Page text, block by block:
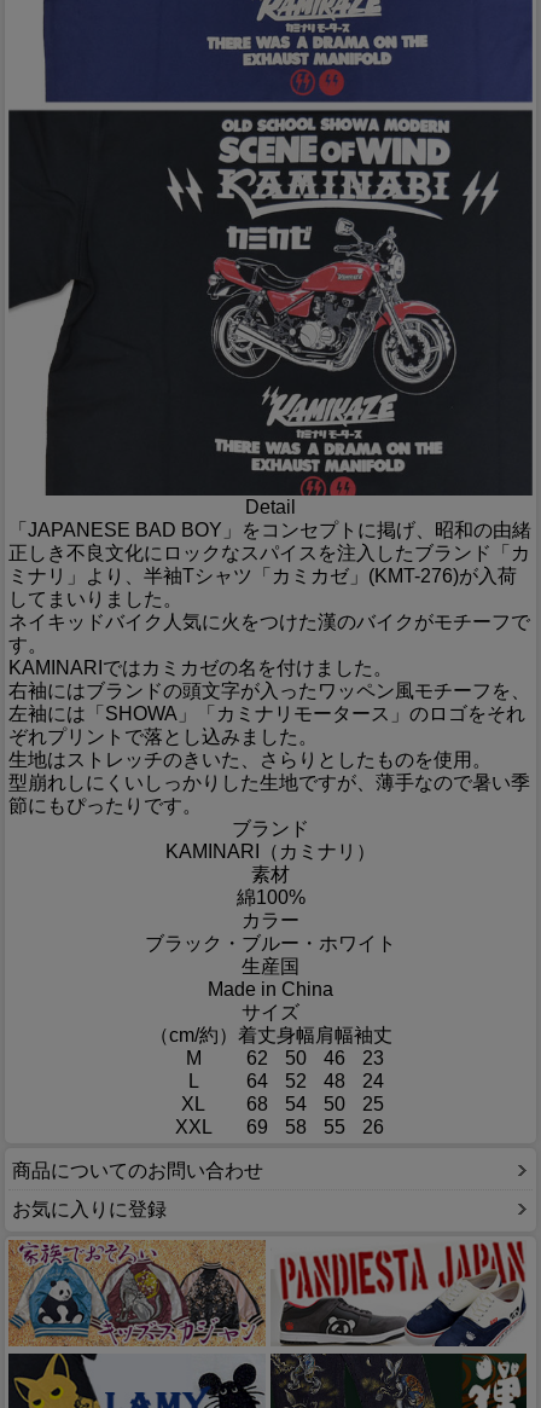
Detail
「JAPANESE BAD BOY」をコンセプトに掲げ、昭和の由緒
正しき不良文化にロックなスパイスを注入したブランド「カ
ミナリ」より、半袖Tシャツ「カミカゼ」(KMT-276)が入荷
してまいりました。
ネイキッドバイク人気に火をつけた漢のバイクがモチーフで
す。
KAMINARIではカミカゼの名を付けました。
右袖にはブランドの頭文字が入ったワッペン風モチーフを、
左袖には「SHOWA」「カミナリモータース」のロゴをそれ
ぞれプリントで落とし込みました。
生地はストレッチのきいた、さらりとしたものを使用。
型崩れしにくいしっかりした生地ですが、薄手なので暑い季
節にもぴったりです。
ブランド
KAMINARI（カミナリ）
素材
綿100%
カラー
ブラック・ブルー・ホワイト
生産国
Made in China
サイズ
（cm/約） 着丈身幅肩幅袖丈
M
62 50 46
23
L
64 52 48
24
XL
68 54 50
25
XXL
69 58 55 26
商品についてのお問い合わせ
お気に入りに登録